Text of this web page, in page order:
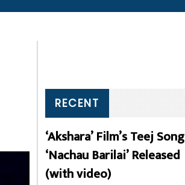
RECENT
‘Akshara’ Film’s Teej Song
‘Nachau Barilai’ Released
(with video)